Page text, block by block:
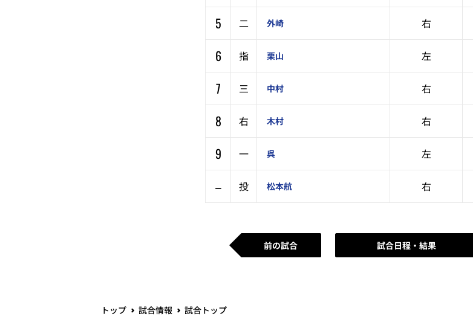
5
二 外崎 右
6
指 栗山 左
7
三 中村 右
8
右 木村 右
9
一 呉 左
–
投 松本航 右
前の試合 試合日程・結果
トップ 試合情報 試合トップ